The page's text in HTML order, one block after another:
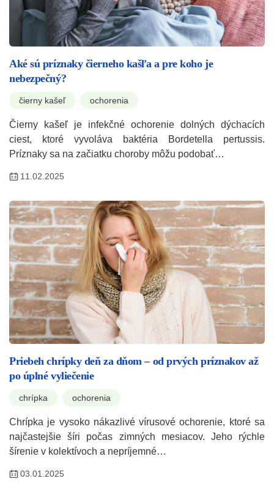
Aké sú príznaky čierneho kašľa a pre koho je
nebezpečný?
čierny kašeľ ochorenia
Čierny kašeľ je infekčné ochorenie dolných dýchacích
ciest, ktoré vyvoláva baktéria Bordetella pertussis.
Príznaky sa na začiatku choroby môžu podobať…
11.02.2025
Priebeh chrípky deň za dňom – od prvých príznakov až
po úplné vyliečenie
chrípka ochorenia
Chrípka je vysoko nákazlivé vírusové ochorenie, ktoré sa
najčastejšie šíri počas zimných mesiacov. Jeho rýchle
šírenie v kolektívoch a nepríjemné…
03.01.2025